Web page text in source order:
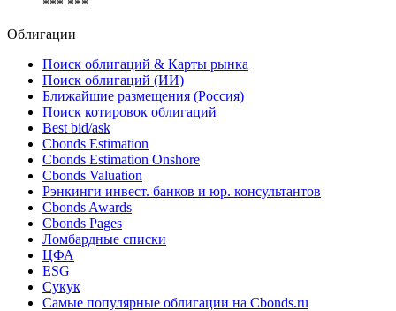
*** ***
Облигации
Поиск облигаций & Карты рынка
Поиск облигаций (ИИ)
Ближайшие размещения (Россия)
Поиск котировок облигаций
Best bid/ask
Cbonds Estimation
Cbonds Estimation Onshore
Cbonds Valuation
Рэнкинги инвест. банков и юр. консультантов
Cbonds Awards
Cbonds Pages
Ломбардные списки
ЦФА
ESG
Сукук
Самые популярные облигации на Cbonds.ru